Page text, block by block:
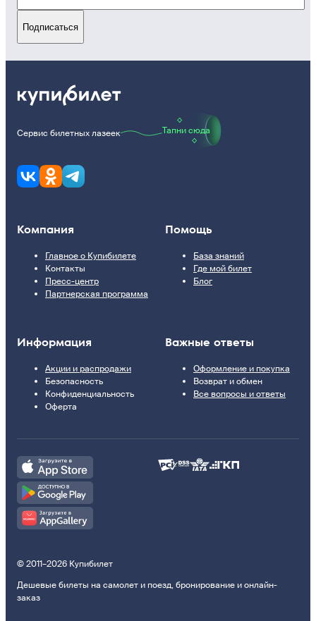
Подписаться
Сервис билетных лазеек Тапни сюда
Компания
Главное о Купибилете
Контакты
Пресс-центр
Партнерская программа
Помощь
База знаний
Где мой билет
Блог
Информация
Акции и распродажи
Безопасность
Конфиденциальность
Оферта
Важные ответы
Оформление и покупка
Возврат и обмен
Все вопросы и ответы
© 2011–2026 Купибилет
Дешевые билеты на самолет и поезд, бронирование и онлайн-
заказ